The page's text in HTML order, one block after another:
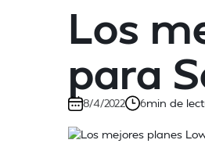
Los
para
8/4/2022 6min de